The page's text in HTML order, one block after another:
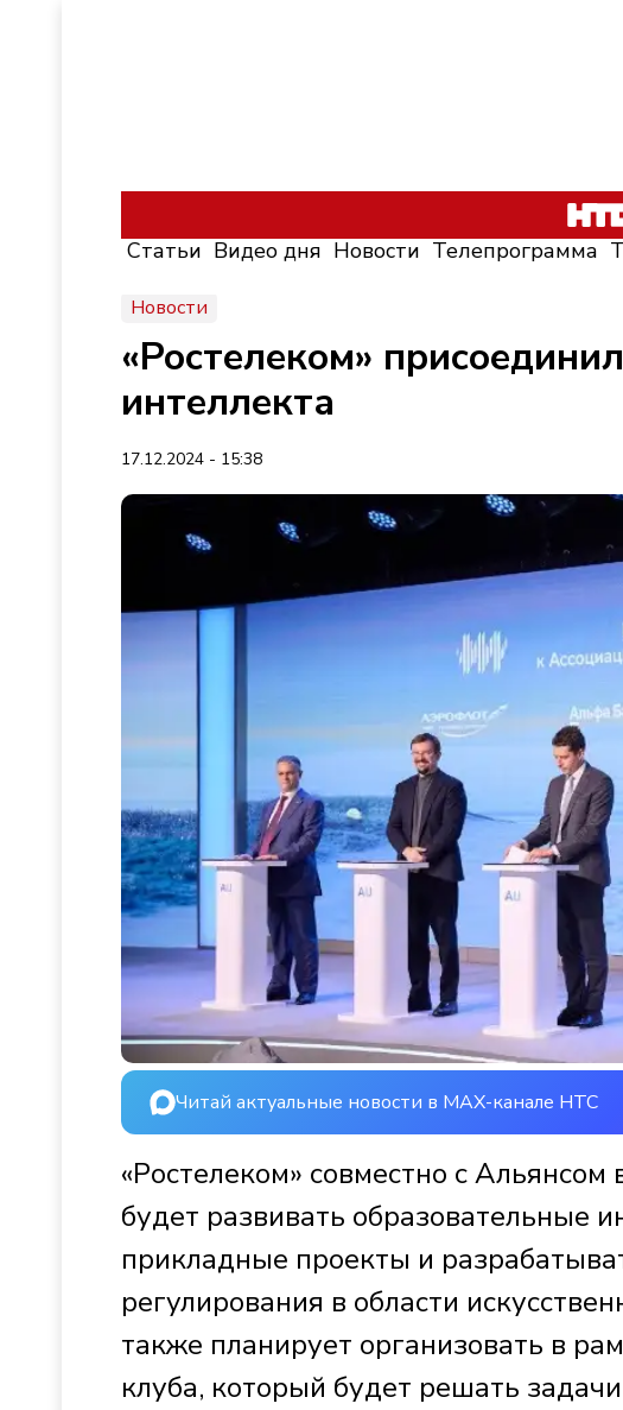
Статьи Видео дня Новости Телепрограмма
Новости
«Ростелеком»
интеллекта
17.12.2024 - 15:38
Читай актуальные новости в MAX-канале НТС
«Ростелеком» совместно с
будет развивать образовательные
прикладные проекты и
регулирования в области
также планирует организовать в
клуба, который будет решать